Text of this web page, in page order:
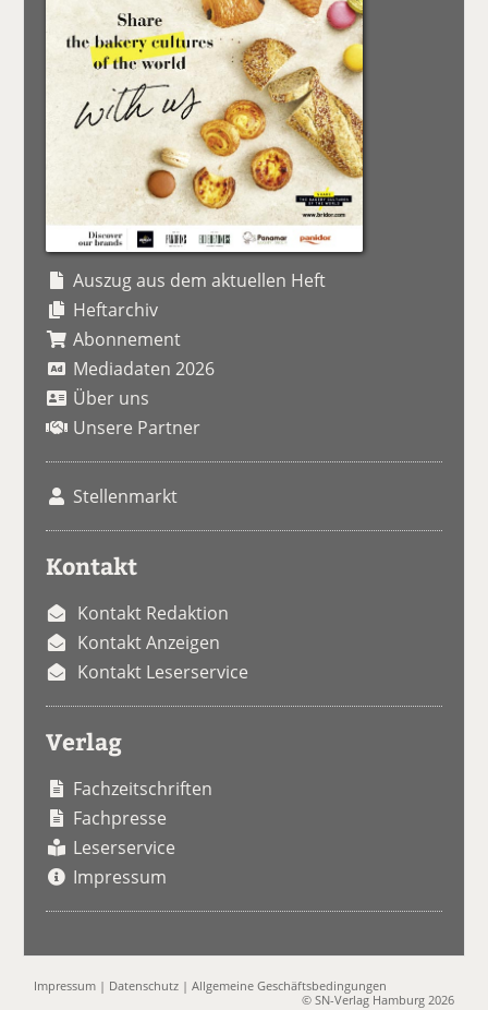
Auszug aus dem aktuellen Heft
Heftarchiv
Abonnement
Mediadaten 2026
Über uns
Unsere Partner
Stellenmarkt
Kontakt
Kontakt Redaktion
Kontakt Anzeigen
Kontakt Leserservice
Verlag
Fachzeitschriften
Fachpresse
Leserservice
Impressum
Impressum | Datenschutz |Allgemeine Geschäftsbedingungen
© SN-Verlag Hamburg 2026